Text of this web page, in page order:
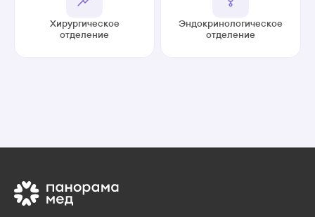
Хирургическое
отделение
Эндокринологическое
отделение